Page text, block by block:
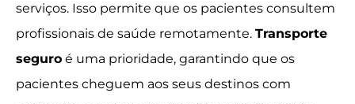
serviços. Isso permite que os pacientes consultem
profissionais de saúde remotamente. Transporte
seguro é uma prioridade, garantindo que os
pacientes cheguem aos seus destinos com